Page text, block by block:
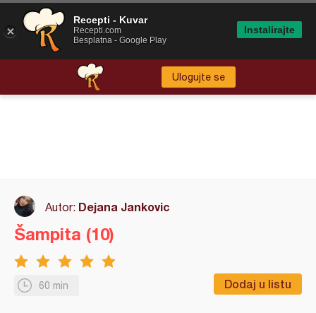
Ulogujte se
Autor: Dejana Jankovic
60 min Dodaj u listu
Šampita (10)
Recepti - Kuvar
Recepti.com
Besplatna - Google Play
Instalirajte